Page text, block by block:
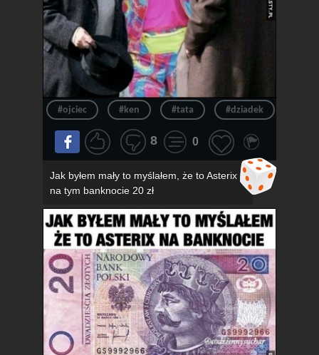
#ojciec #ken #tata #dziadek
8 0
Jak byłem mały to myślałem, że to Asterix
na tym banknocie 20 zł